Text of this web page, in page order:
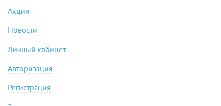
Акции
Новости
Личный кабинет
Авторизация
Регистрация